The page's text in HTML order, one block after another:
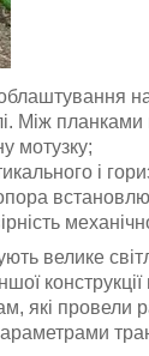
Між планками
мотузку;
і
велике
які провели